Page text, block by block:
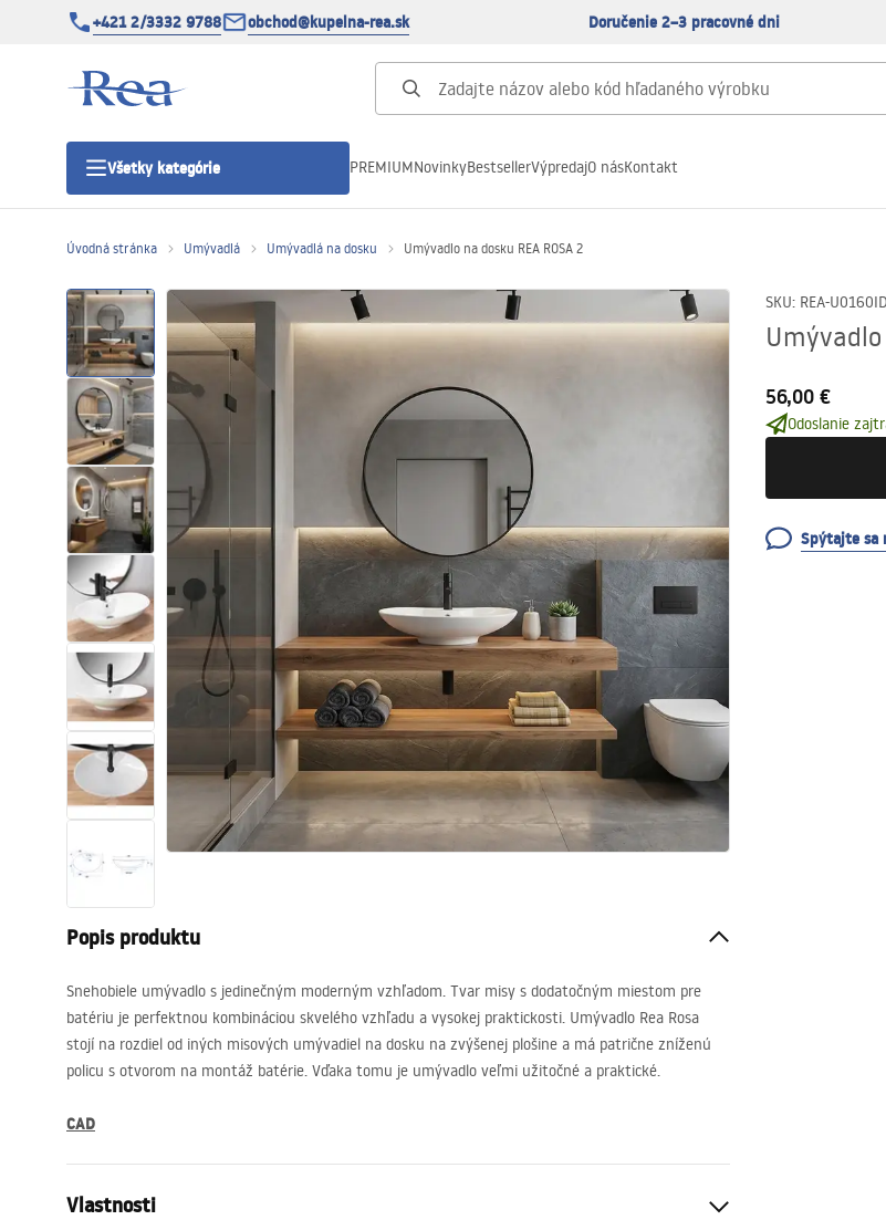
+421 2/3332 9788 obchod@kupelna-rea.sk Doručenie 2–3 pracovné dni
Všetky kategórie
Sprchové dvere
Sprchové vaničky
Sprchové žľaby
Sanitárna keramika
Umývadlá
Vaňa so zástenou
Batérie
Sprchy
PREMIUMNovinkyBestsellerVýpredajO násKontakt
Úvodná stránka Umývadlá Umývadlá na dosku Umývadlo na dosku REA ROSA 2
SKU: REA-U0160ID
Umývadlo
56,00 €
Odoslanie
Spýtajte sa
Popis produktu
Snehobiele umývadlo s jedinečným moderným vzhľadom. Tvar misy s dodatočným miestom pre
batériu je perfektnou kombináciou skvelého vzhľadu a vysokej praktickosti. Umývadlo Rea Rosa
stojí na rozdiel od iných misových umývadiel na dosku na zvýšenej plošine a má patrične zníženú
policu s otvorom na montáž batérie. Vďaka tomu je umývadlo veľmi užitočné a praktické.
CAD
Vlastnosti